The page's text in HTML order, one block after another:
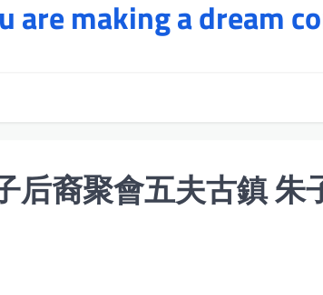
are making a dream
后裔聚會五夫古鎮 朱